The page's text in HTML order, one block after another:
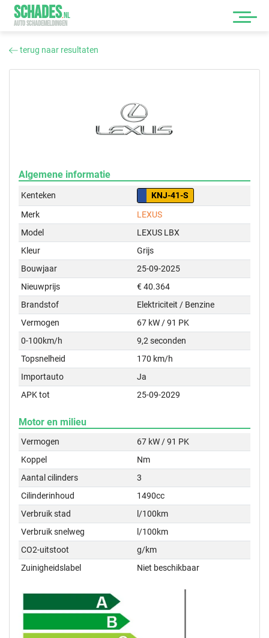
SCHADES.NL
AUTO SCHADEMELDINGEN
terug naar resultaten
Algemene informatie
Kenteken
KNJ-41-S
Merk
LEXUS
Model
LEXUS LBX
Kleur
Grijs
Bouwjaar
25-09-2025
Nieuwprijs
€ 40.364
Brandstof
Elektriciteit / Benzine
Vermogen
67 kW / 91 PK
0-100km/h
9,2 seconden
Topsnelheid
170 km/h
Importauto
Ja
APK tot
25-09-2029
Motor en milieu
Vermogen
67 kW / 91 PK
Koppel
Nm
Aantal cilinders
3
Cilinderinhoud
1490cc
Verbruik stad
l/100km
Verbruik snelweg
l/100km
CO2-uitstoot
g/km
Zuinigheidslabel
Niet beschikbaar